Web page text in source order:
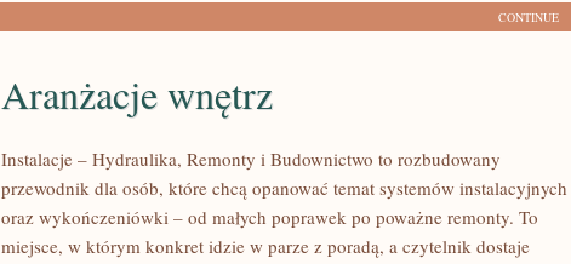
CONTINUE
Aranżacje wnętrz
Instalacje – Hydraulika, Remonty i Budownictwo to rozbudowany
przewodnik dla osób, które chcą opanować temat systemów instalacyjnych
oraz wykończeniówki – od małych poprawek po poważne remonty. To
miejsce, w którym konkret idzie w parze z poradą, a czytelnik dostaje